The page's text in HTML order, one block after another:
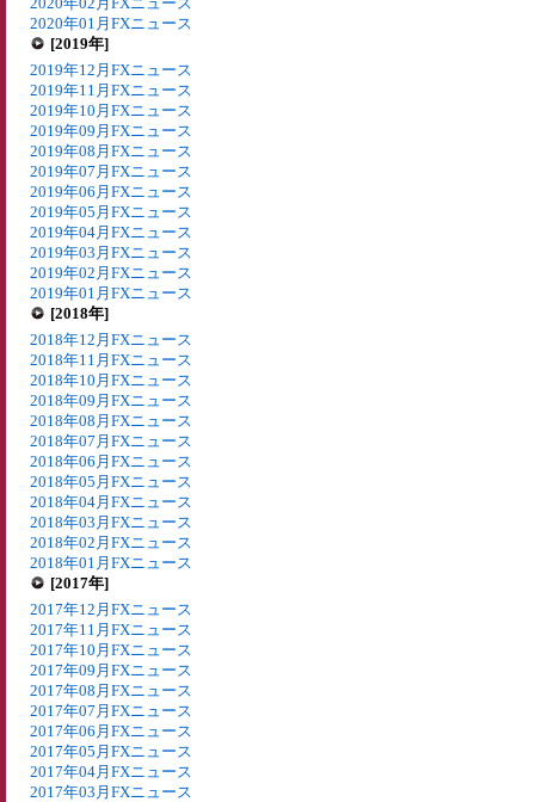
2020年01月FXニュース
[2019年]
2019年12月FXニュース
2019年11月FXニュース
2019年10月FXニュース
2019年09月FXニュース
2019年08月FXニュース
2019年07月FXニュース
2019年06月FXニュース
2019年05月FXニュース
2019年04月FXニュース
2019年03月FXニュース
2019年02月FXニュース
2019年01月FXニュース
[2018年]
2018年12月FXニュース
2018年11月FXニュース
2018年10月FXニュース
2018年09月FXニュース
2018年08月FXニュース
2018年07月FXニュース
2018年06月FXニュース
2018年05月FXニュース
2018年04月FXニュース
2018年03月FXニュース
2018年02月FXニュース
2018年01月FXニュース
[2017年]
2017年12月FXニュース
2017年11月FXニュース
2017年10月FXニュース
2017年09月FXニュース
2017年08月FXニュース
2017年07月FXニュース
2017年06月FXニュース
2017年05月FXニュース
2017年04月FXニュース
2017年03月FXニュース